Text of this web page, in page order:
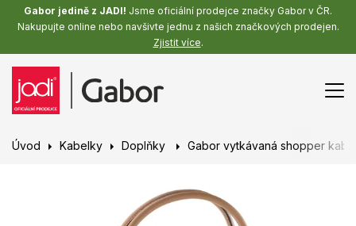
Gabor jedině z JADI! Jsme oficiální prodejce značky Gabor v ČR.
Nakupujte online nebo navšivte jednu z našich značkových prodejen.
Zjistit více.
Úvod Kabelky Doplňky Gabor vytkávaná shopper